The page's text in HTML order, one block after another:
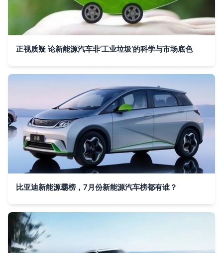
正视质疑 论新能源汽车非‘工业垃圾’的科学与市场底色
比亚迪新能源霸榜，7月份新能源汽车榜都有谁？